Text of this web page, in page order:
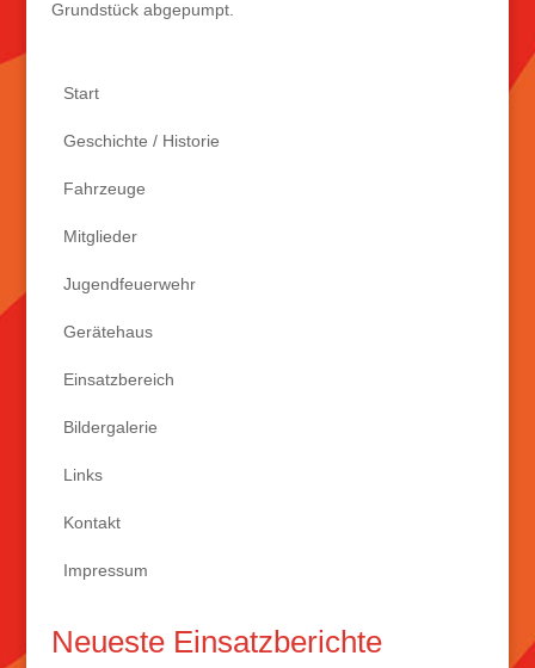
Grundstück abgepumpt.
Start
Geschichte / Historie
Fahrzeuge
Mitglieder
Jugendfeuerwehr
Gerätehaus
Einsatzbereich
Bildergalerie
Links
Kontakt
Impressum
Neueste Einsatzberichte